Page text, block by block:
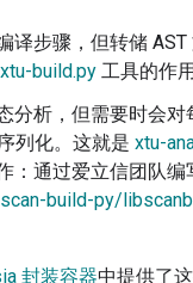
译步骤，但转储
xtu-build.py 工具的作用
分析，但需要时会对
列化。这就是 xtu-
：通过爱立信团队编
scan-build-py/
封装容器中提供了